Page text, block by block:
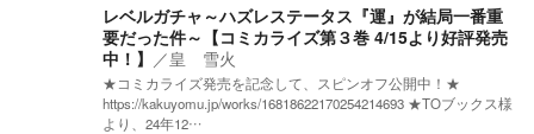
レベルガチャ～ハズレステータス『運』が結局一番重
要だった件～【コミカライズ第３巻 4/15より好評発売
中！】 ／皇 雪火
★コミカライズ発売を記念して、スピンオフ公開中！★
https://kakuyomu.jp/works/16818622170254214693 ★TOブックス様
より、24年12…